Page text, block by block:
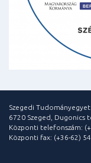
Szegedi
6720 Szeged, Dugonics
Központi telefonszám:
Központi fax: (+36-62)